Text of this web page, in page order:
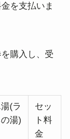
を支払いま
購入し、受
(ラ
湯)
セッ
ト料
金